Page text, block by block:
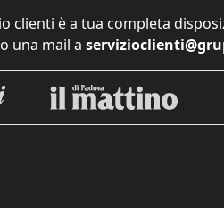
clienti è a tua completa
una mail a